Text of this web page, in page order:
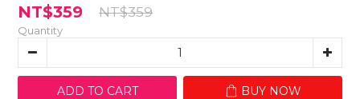
NT$359 NT$359
Quantity
ADD TO CART BUY NOW